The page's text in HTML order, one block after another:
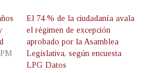
El 74 % de la ciudadanía avala
el régimen de excepción
aprobado por la Asamblea
Legislativa, según encuesta
LPG Datos